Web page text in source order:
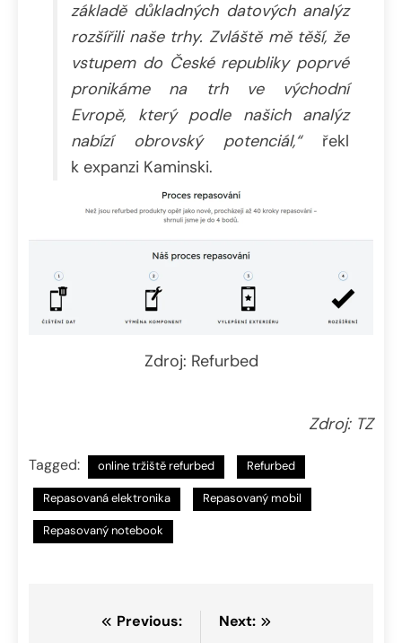
základě důkladných datových analýz
rozšířili naše trhy. Zvláště mě těší, že
vstupem do České republiky poprvé
pronikáme na trh ve východní
Evropě, který podle našich analýz
nabízí obrovský potenciál,“ řekl
k expanzi Kaminski.
Zdroj: Refurbed
Zdroj: TZ
Tagged: online tržiště refurbed Refurbed
Repasovaná elektronika Repasovaný mobil
Repasovaný notebook
NavigacePrevious:
Next: